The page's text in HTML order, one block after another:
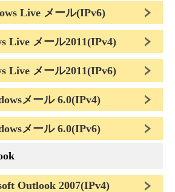
Live メール(IPv6)
Live メール2011(IPv4)
Live メール2011(IPv6)
メール 6.0(IPv4)
メール 6.0(IPv6)
Outlook 2007(IPv4)